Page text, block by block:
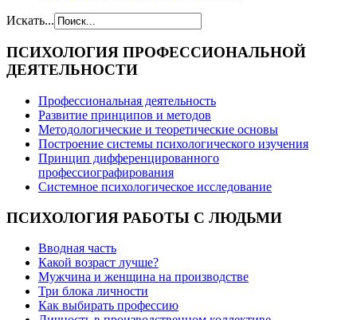
Искать...
ПСИХОЛОГИЯ ПРОФЕССИОНАЛЬНОЙ
ДЕЯТЕЛЬНОСТИ
Профессиональная деятельность
Развитие принципов и методов
Методологические и теоретические основы
Построение системы психологического изучения
Принцип дифференцированного
профессиографирования
Системное психологическое исследование
ПСИХОЛОГИЯ РАБОТЫ С ЛЮДЬМИ
Вводная часть
Какой возраст лучше?
Мужчина и женщина на производстве
Три блока личности
Как выбирать профессию